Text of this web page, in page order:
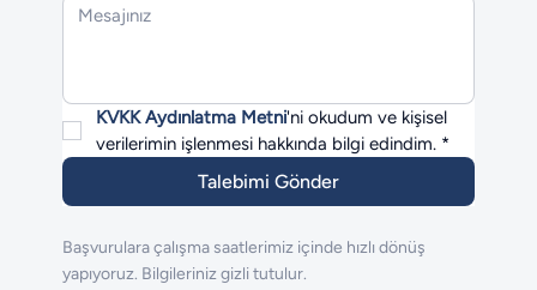
KVKK Aydınlatma Metni'ni okudum ve kişisel
verilerimin işlenmesi hakkında bilgi edindim. *
Talebimi Gönder
Başvurulara çalışma saatlerimiz içinde hızlı dönüş
yapıyoruz. Bilgileriniz gizli tutulur.